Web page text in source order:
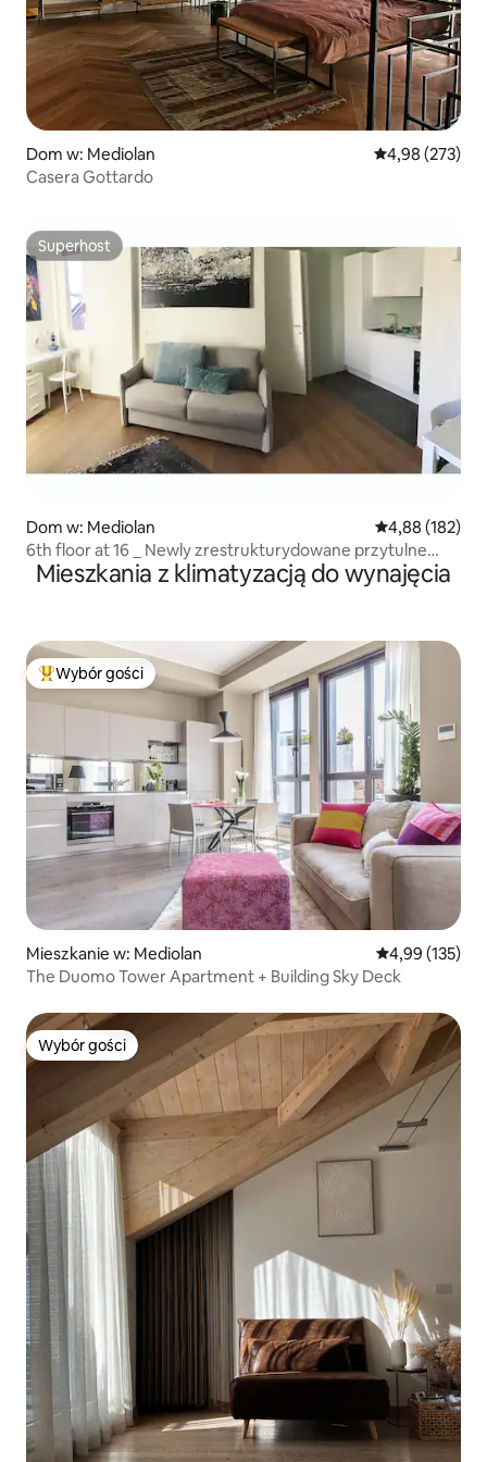
Dom w: Mediolan Średnia
4,98 (273)
Casera Gottardo
Superhost
Superhost
Dom w: Mediolan Średnia
4,88 (182)
6th floor at 16 _ Newly zrestrukturydowane przytulne
mieszkanie
Mieszkania z klimatyzacją do wynajęcia
Najpopularniejsze z kategorii Wybór gości
Wybór gości
Mieszkanie w: Mediolan Średnia
4,99 (135)
The Duomo Tower Apartment + Building Sky Deck
Wybór gości
Wybór gości